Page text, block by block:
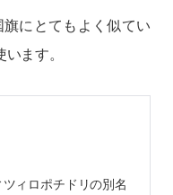
旗にとてもよく似てい
ます。
ィロポチドリの別名